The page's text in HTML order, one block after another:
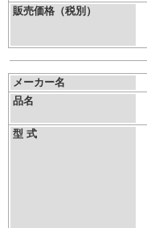
販売価格（税別）
メーカー名
品名
型 式